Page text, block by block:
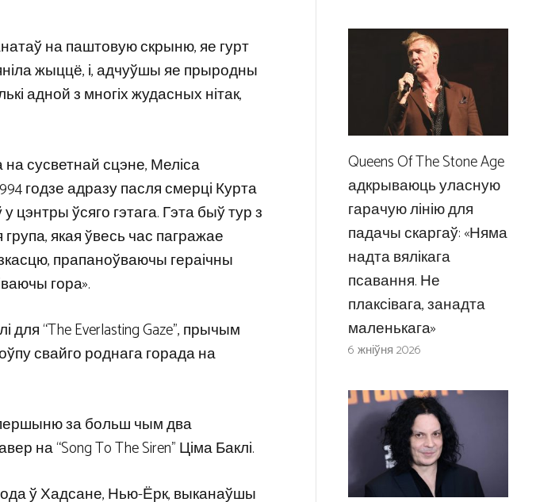
на паштовую скрыню, яе гурт
жыццё, і, адчуўшы яе прыродны
адной з многіх жудасных нітак,
на сусветнай сцэне, Меліса
годзе адразу пасля смерці Курта
цэнтры ўсяго гэтага. Гэта быў тур з
якая ўвесь час пагражае
прапаноўваючы гераічны
гора».
“The Everlasting Gaze”, прычым
свайго роднага горада на
за больш чым два
на “Song To The Siren” Ціма Баклі.
ў Хадсане, Нью-Ёрк, выканаўшы
Queens Of The Stone Age
адкрываюць уласную
гарачую лінію для
падачы скаргаў: «Няма
надта вялікага
псавання. Не
плаксівага, занадта
маленькага»
6 жніўня 2026